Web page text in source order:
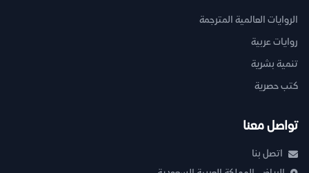
الروايات العالمية المترجمة
روايات عربية
تنمية بشرية
كتب حصرية
تواصل معنا
اتصل بنا